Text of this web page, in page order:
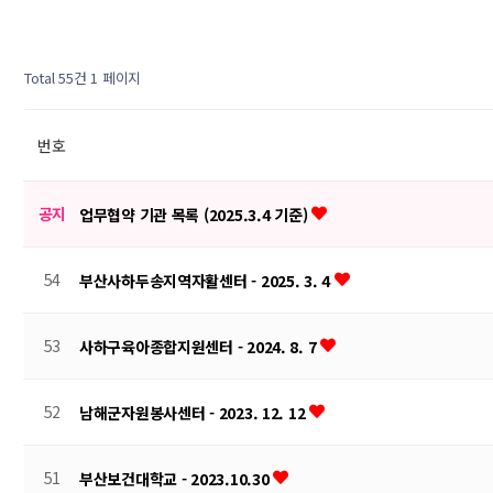
Total 55건 1 페이지
번호
공지 업무협약 기관 목록 (2025.3.4 기준)
54 부산사하두송지역자활센터 - 2025. 3. 4
53 사하구육아종합지원센터 - 2024. 8. 7
52 남해군자원봉사센터 - 2023. 12. 12
51 부산보건대학교 - 2023.10.30